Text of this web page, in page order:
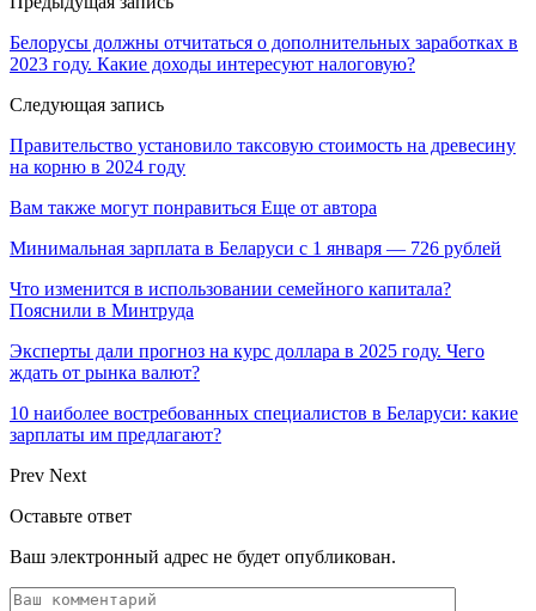
Белорусы должны отчитаться о дополнительных заработках в
2023 году. Какие доходы интересуют налоговую?
Следующая запись
Правительство установило таксовую стоимость на древесину
на корню в 2024 году
Вам также могут понравиться Еще от автора
Минимальная зарплата в Беларуси с 1 января — 726 рублей
Что изменится в использовании семейного капитала?
Пояснили в Минтруда
Эксперты дали прогноз на курс доллара в 2025 году. Чего
ждать от рынка валют?
10 наиболее востребованных специалистов в Беларуси: какие
зарплаты им предлагают?
Prev Next
Оставьте ответ
Ваш электронный адрес не будет опубликован.